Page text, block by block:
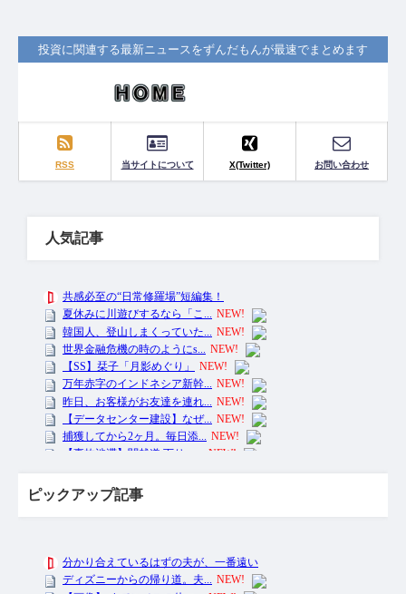
投資に関連する最新ニュースをずんだもんが最速でまとめます
RSS 当サイトについて X(Twitter) お問い合わせ
人気記事
ピックアップ記事